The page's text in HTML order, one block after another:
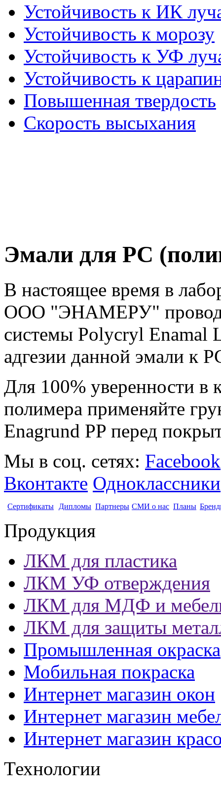
Устойчивость к ИК
Устойчивость к морозу
Устойчивость к УФ
Устойчивость к
Повышенная твердость
Скорость высыхания
Эмали для PC
В настоящее время в
ООО "ЭНАМЕРУ"
системы Polycryl Enamal
адгезии данной эмали к
Для 100% уверенности в
полимера применяйте
Enagrund PP перед
Мы в соц. сетях: Facebook
Вконтакте Одноклассники
Сертификаты Дипломы Партнеры СМИ о нас Планы
Продукция
ЛКМ для пластика
ЛКМ УФ отверждения
ЛКМ для МДФ и
ЛКМ для защиты
Промышленная окраска
Мобильная покраска
Интернет магазин окон
Интернет магазин
Интернет магазин
Технологии